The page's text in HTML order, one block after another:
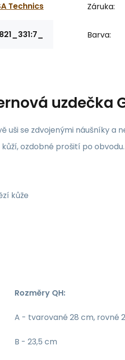
Technics Záruka:
Barva:
uzdečka
uši se zdvojenými náušníky a
ozdobné prošití po obvodu.
kůže
Rozměry QH:
A - tvarované 28 cm, rovné
B - 23,5 cm